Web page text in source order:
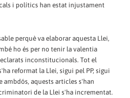
i polítics han estat injustament
perquè va elaborar aquesta Llei,
ho és per no tenir la valentia
inconstitucionals. Tot el
reformat la Llei, sigui pel PP, sigui
ambdós, aquests articles s'han
de la Llei s'ha incrementat.